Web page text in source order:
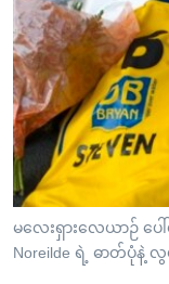
ရန်
ပင်မ
အ
ညွန်း
စာမျက်နှာ
သို့
ကျော်
ကြည့်
ရန်
မကြေးမုံရဲ့ အင်္ဂလိပ်
ရုပ်ရှင်ထဲက အင်္ဂလိပ်စ
သုတပဒေသာ အင်္ဂလိ
ရေဒီယို
တီဗွီ
ရေဒီယိုနှင့်ရုပ်သံ အ
ရေဒီယို/တီဗွီအစီအစ
Learning English
ဗွီအိုအေ လူမှုကွန်ယက်မျ
ဘာသာစကားများ
မလေးရှားလေယာဉ် ပ
Noreilde ရဲ့ ဓာတ်ပုံနဲ့